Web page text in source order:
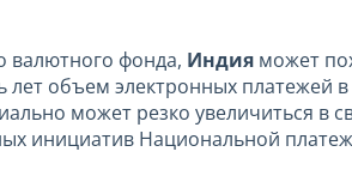
фонда, Индия может
лет объем электронных платежей
может резко увеличиться в
инициатив Национальной